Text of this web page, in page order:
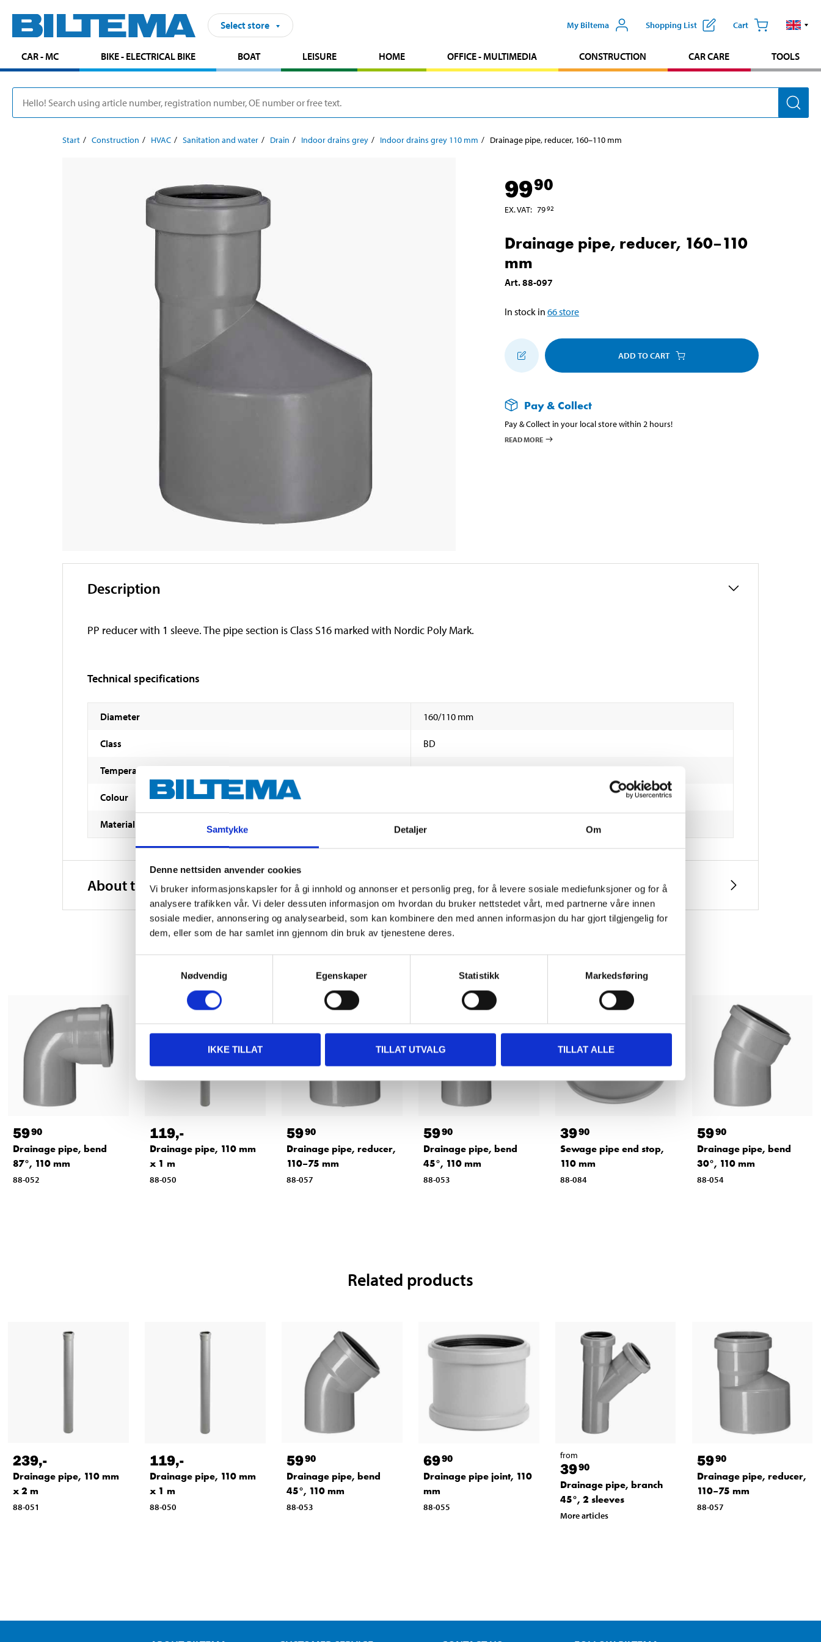
Samtykke Detaljer Om
Denne nettsiden anvender cookies
Vi bruker informasjonskapsler for å gi innhold og annonser et personlig preg, for å levere sosiale mediefunksjoner og for å
analysere trafikken vår. Vi deler dessuten informasjon om hvordan du bruker nettstedet vårt, med partnerne våre innen
sosiale medier, annonsering og analysearbeid, som kan kombinere den med annen informasjon du har gjort tilgjengelig for
dem, eller som de har samlet inn gjennom din bruk av tjenestene deres.
Nødvendig
Egenskaper Statistikk Markedsføring
IKKE TILLAT TILLAT UTVALG TILLAT ALLE
Select store My Biltema Shopping List Cart
CAR - MC BIKE - ELECTRICAL BIKE BOAT LEISURE HOME OFFICE - MULTIMEDIA CONSTRUCTION CAR CARE TOOLS
Start Construction HVAC Sanitation and water Drain Indoor drains grey Indoor drains grey 110 mm Drainage pipe, reducer, 160–110 mm
9990
EX. VAT: 7992
Drainage pipe, reducer, 160–110
mm
Art.88-097
In stock in 66store
ADD TO CART
Pay & Collect
Pay & Collect in your local store within 2 hours!
READ MORE
Description
PP reducer with 1 sleeve. The pipe section is Class S16 marked with Nordic Poly Mark.
Technical specifications
Diameter 160/110 mm
Class BD
Temperature resistance
Colour
Material
About the manufacturer
Other customers also bought
5990
Drainage pipe, bend
87°, 110 mm
88-052
119,-
Drainage pipe, 110 mm
x 1 m
88-050
5990
Drainage pipe, reducer,
110–75 mm
88-057
5990
Drainage pipe, bend
45°, 110 mm
88-053
3990
Sewage pipe end stop,
110 mm
88-084
5990
Drainage pipe, bend
30°, 110 mm
88-054
Related products
239,-
Drainage pipe, 110 mm
x 2 m
88-051
119,-
Drainage pipe, 110 mm
x 1 m
88-050
5990
Drainage pipe, bend
45°, 110 mm
88-053
6990
Drainage pipe joint, 110
mm
88-055
from
3990
Drainage pipe, branch
45°, 2 sleeves
More articles
5990
Drainage pipe, reducer,
110–75 mm
88-057